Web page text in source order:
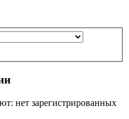
нет зарегистрированных